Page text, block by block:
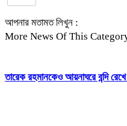
আপনার মতামত লিখুন :
More News Of This
তারেক রহমানকেও আয়নাঘরে বন্দি